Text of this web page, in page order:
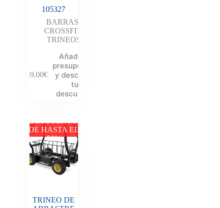
105327
BARRAS
CROSSFIT
TRINEOS
269.00€
Añadir al
presupuesto
y descubre
tu
descuento
DE HASTA EL
50%
TRINEO DE